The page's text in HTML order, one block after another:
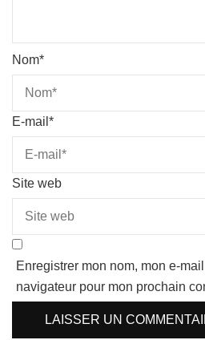
Nom*
E-mail *
Site web
Enregistrer mon nom, mon e-
navigateur pour mon prochain